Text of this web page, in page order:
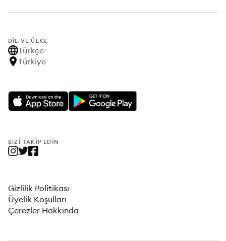
DIL VE ÜLKE
Türkçe
Türkiye
BIZI TAKIP EDIN
Gizlilik Politikası
Üyelik Koşulları
Çerezler Hakkında